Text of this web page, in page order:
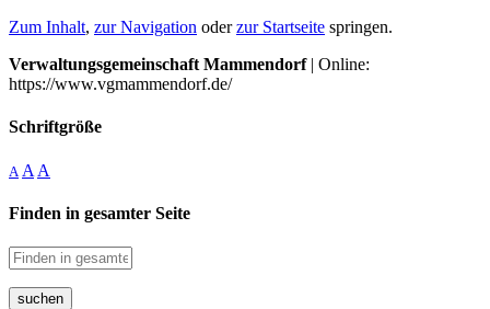
Zum Inhalt, zur Navigation oderzur Startseite springen.
Verwaltungsgemeinschaft Mammendorf| Online:
https://www.vgmammendorf.de/
Schriftgröße
A A A
Finden in gesamter Seite
suchen